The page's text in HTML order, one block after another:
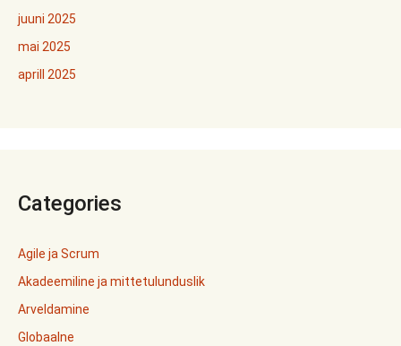
juuni 2025
mai 2025
aprill 2025
Categories
Agile ja Scrum
Akadeemiline ja mittetulunduslik
Arveldamine
Globaalne